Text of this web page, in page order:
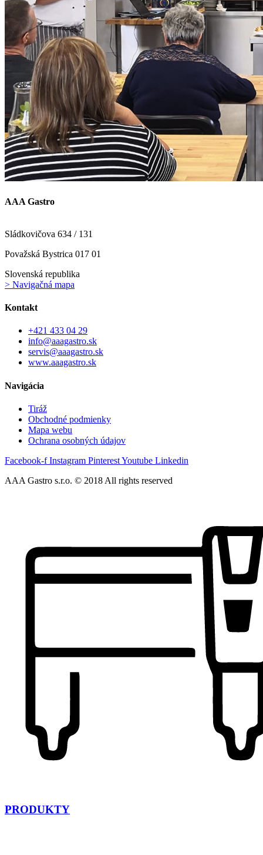
AAA Gastro
Sládkovičova 634 / 131
Považská Bystrica 017 01
Slovenská republika
> Navigačná mapa
Kontakt
+421 433 04 29
info@aaagastro.sk
servis@aaagastro.sk
www.aaagastro.sk
Navigácia
Tiráž
Obchodné podmienky
Mapa webu
Ochrana osobných údajov
Facebook-f Instagram PinterestYoutube Linkedin
AAA Gastro s.r.o. © 2018 All rights reserved​
PRODUKTY